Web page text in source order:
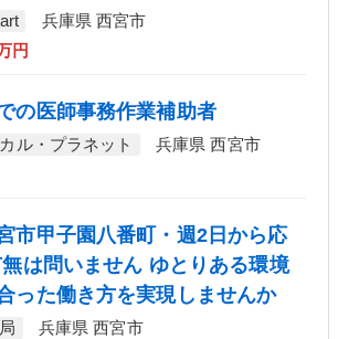
兵庫県 西宮市
円
の医師事務作業補助者
ル・プラネット
兵庫県 西宮市
市甲子園八番町・週2日から応
は問いません ゆとりある環境
った働き方を実現しませんか
兵庫県 西宮市